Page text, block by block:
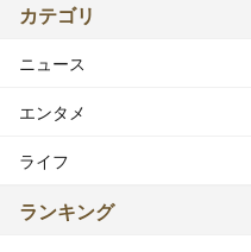
カテゴリ
ニュース
エンタメ
ライフ
ランキング